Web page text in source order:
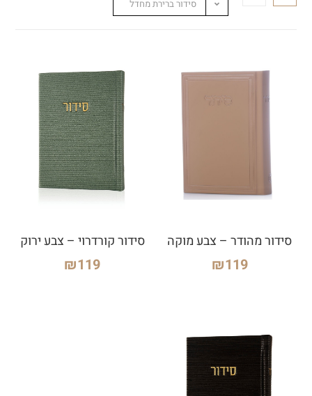
סידור ברירת מחדל
סידור מהודר – צבע מוקה
₪119
סידור קורדרוי – צבע ירוק
₪119